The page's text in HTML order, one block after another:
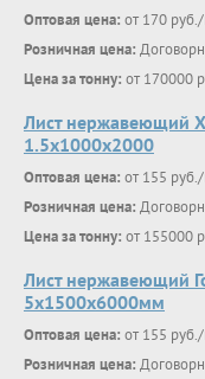
Оптовая цена: от 170 руб./
Розничная цена:
Цена за тонну: от 170000
Лист нержавеющий
1.5х1000х2000
Оптовая цена: от 155 руб./
Розничная цена:
Цена за тонну: от 155000
Лист нержавеющий
5x1500x6000мм
Оптовая цена: от 155 руб./
Розничная цена: